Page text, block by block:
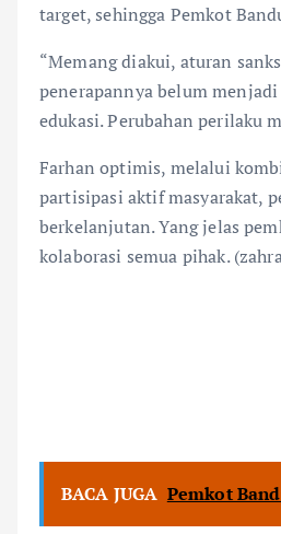
target, sehingga Pemkot
“Memang diakui, aturan
penerapannya belum
edukasi. Perubahan perilaku
Farhan optimis, melalui
partisipasi aktif masyarakat,
berkelanjutan. Yang jelas
kolaborasi semua pihak.
BACA JUGA Pemkot